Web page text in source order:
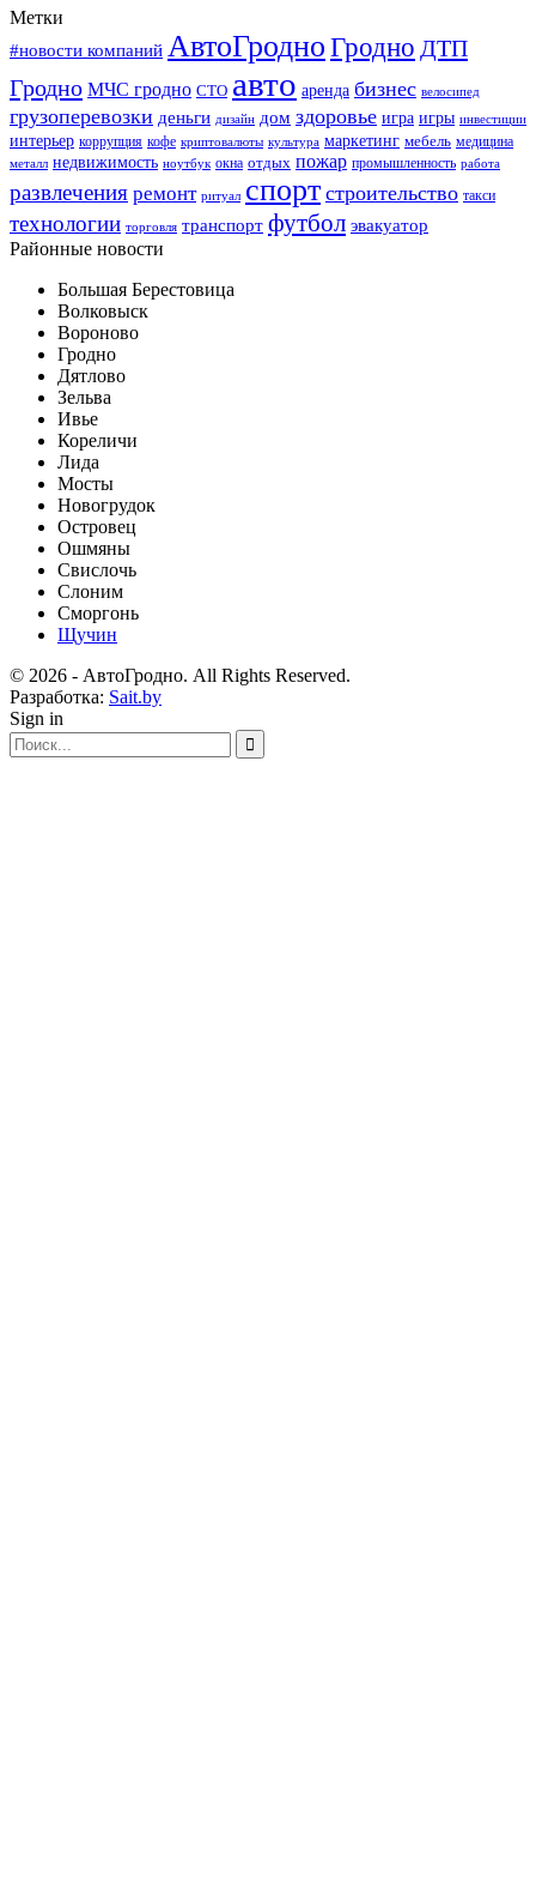
Метки
#новости компаний АвтоГродноГродно ДТП
Гродно МЧС гродно СТО авто аренда бизнес велосипед
грузоперевозки деньги дизайн дом здоровье игра игры инвестиции
интерьер коррупция кофе криптовалюты культура маркетинг мебель медицина
металл недвижимость ноутбук окна отдых пожар промышленность работа
развлечения ремонт ритуал спорт строительство такси
технологии торговля транспорт футбол эвакуатор
Районные новости
Большая Берестовица
Волковыск
Вороново
Гродно
Дятлово
Зельва
Ивье
Кореличи
Лида
Мосты
Новогрудок
Островец
Ошмяны
Свислочь
Слоним
Сморгонь
Щучин
© 2026 - АвтоГродно. All Rights Reserved.
Разработка: Sait.by
Sign in